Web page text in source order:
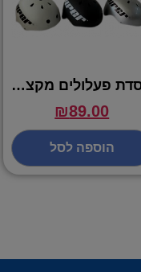
קסדת פעלולים מקצועית פרימיום – VIPER
₪89.00
הוספה לסל